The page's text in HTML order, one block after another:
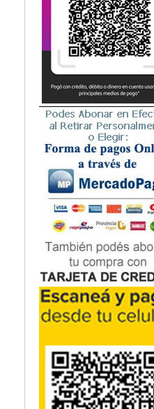
Medicina del Deporte / Rehabilitación
Medicina Emergencias / Urgencias
Medicina Forense / Legal
Medicina General
Medicina Interna
Microbiología
Nefrología
Neonatología / Pediatría
Neumología
Neuroanatomía / Neurociencia
Neurocirugía
Neurología
Nutrición
Odontología
Oftalmología
Oncología / Cuidados Paliativos
Ortopedía / Traumatología
Osteopatía
Otorrinolaringología
Podología
Psicología
Psiquiatría
Química